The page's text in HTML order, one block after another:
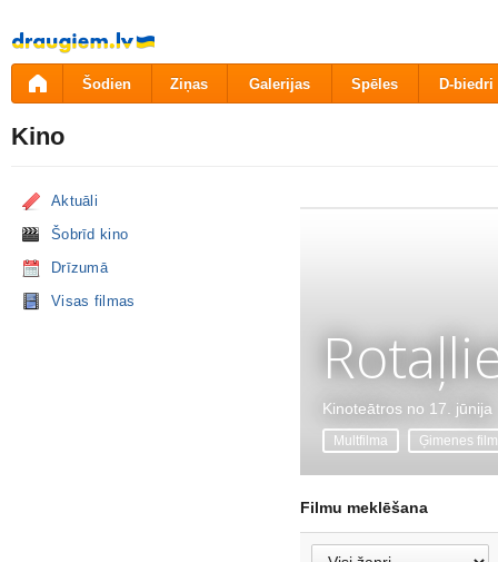
Pāriet
uz
saturu
Šodien Ziņas Galerijas Spēles D-biedri
Kino
Aktuāli
Šobrīd kino
Drīzumā
Visas filmas
Kinoteātros no 17. jūnija
Multfilma Ģimenes
Filmu meklēšana